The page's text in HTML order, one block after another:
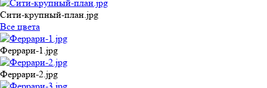
Сити-крупный-план.jpg
Все цвета
Феррари-1.jpg
Феррари-2.jpg